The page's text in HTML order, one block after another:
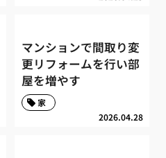
マンションで間取り変
更リフォームを行い部
屋を増やす
2026.04.28
家